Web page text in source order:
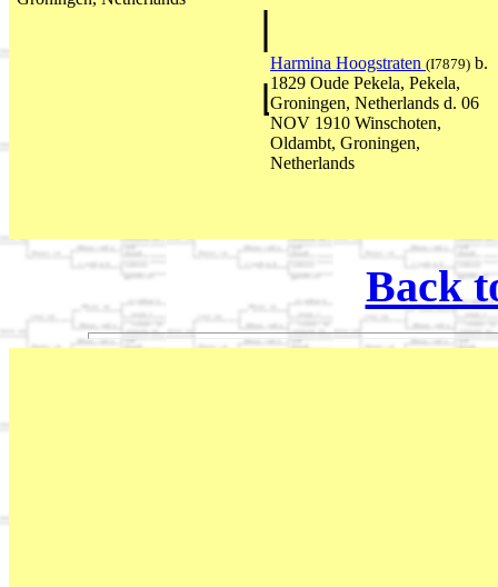
Harmina Hoogstraten (I7879) b.
1829 Oude Pekela, Pekela,
Groningen, Netherlands d. 06
NOV 1910 Winschoten,
Oldambt, Groningen,
Netherlands
Back